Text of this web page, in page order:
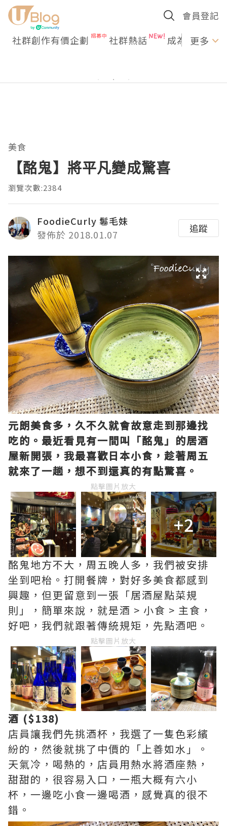
會員登記
社群創作有價企劃 社群熱話 成為U更多
美食
【酩鬼】將平凡變成驚喜
瀏覽次數:2384
FoodieCurly 鬈毛妹
發佈於 2018.01.07
追蹤
元朗美食多，久不久就會故意走到那邊找
吃的。最近看見有一間叫「酩鬼」的居酒
屋新開張，我最喜歡日本小食，趁著周五
就來了一趟，想不到還真的有點驚喜。
點擊圖片放大
+2
酩鬼地方不大，周五晚人多，我們被安排
坐到吧枱。打開餐牌，對好多美食都感到
興趣，但更留意到一張「居酒屋點菜規
則」，簡單來說，就是酒 > 小食 > 主食，
好吧，我們就跟著傳統規矩，先點酒吧。
點擊圖片放大
酒 ($138)
店員讓我們先挑酒杯，我選了一隻色彩繽
紛的，然後就挑了中價的「上善如水」。
天氣冷，喝熱的，店員用熱水將酒座熱，
甜甜的，很容易入口，一瓶大概有六小
杯，一邊吃小食一邊喝酒，感覺真的很不
錯。